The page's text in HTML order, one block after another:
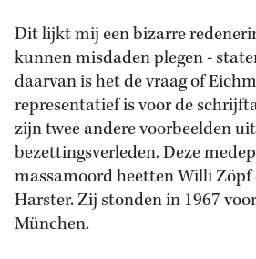
Dit lijkt mij een bizarre
kunnen misdaden plegen -
daarvan is het de vraag of
representatief is voor de
zijn twee andere voorbeelden
bezettingsverleden. Deze
massamoord heetten Willi
Harster. Zij stonden in 1967
München.